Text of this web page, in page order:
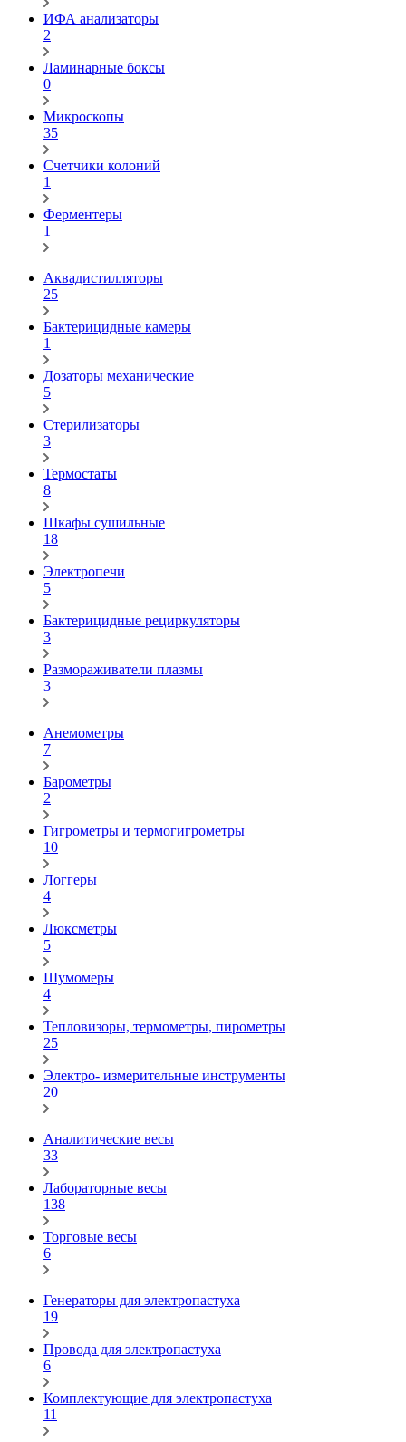
ИФА анализаторы
2
Ламинарные боксы
0
Микроскопы
35
Счетчики колоний
1
Ферментеры
1
Аквадистилляторы
25
Бактерицидные камеры
1
Дозаторы механические
5
Стерилизаторы
3
Термостаты
8
Шкафы сушильные
18
Электропечи
5
Бактерицидные рециркуляторы
3
Размораживатели плазмы
3
Анемометры
7
Барометры
2
Гигрометры и термогигрометры
10
Логгеры
4
Люксметры
5
Шумомеры
4
Тепловизоры, термометры, пирометры
25
Электро- измерительные инструменты
20
Аналитические весы
33
Лабораторные весы
138
Торговые весы
6
Генераторы для электропастуха
19
Провода для электропастуха
6
Комплектующие для электропастуха
11